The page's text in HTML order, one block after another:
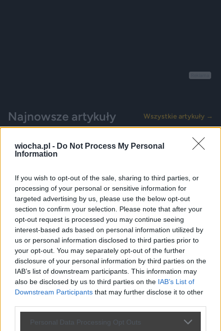
wiocha.pl - Do Not Process My Personal
Information
If you wish to opt-out of the sale, sharing to third parties, or
processing of your personal or sensitive information for
targeted advertising by us, please use the below opt-out
section to confirm your selection. Please note that after your
opt-out request is processed you may continue seeing
interest-based ads based on personal information utilized by
us or personal information disclosed to third parties prior to
your opt-out. You may separately opt-out of the further
disclosure of your personal information by third parties on the
IAB’s list of downstream participants. This information may
also be disclosed by us to third parties on the IAB’s List of
Downstream Participants that may further disclose it to other
Personal Data Processing Opt Outs
Najnowsze artykuły Wszystkie artykuły →
Wszystkie ciekawostki elektronika internet
41 wet, Jerzy Zięba w kancelarii i Eldo przed
Pałacem. Tak wyglądał pierwszy rok prezydentury